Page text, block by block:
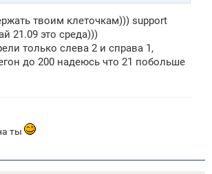
твоим клеточкам))) support
21.09 это среда)))
только слева 2 и справа 1,
до 200 надеюсь что 21 побольше
ты